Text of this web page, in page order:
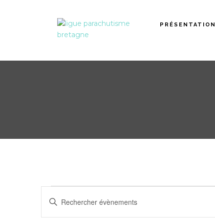
PRÉSENTATION
Évènements
Recherche
et
Saisir
mot-